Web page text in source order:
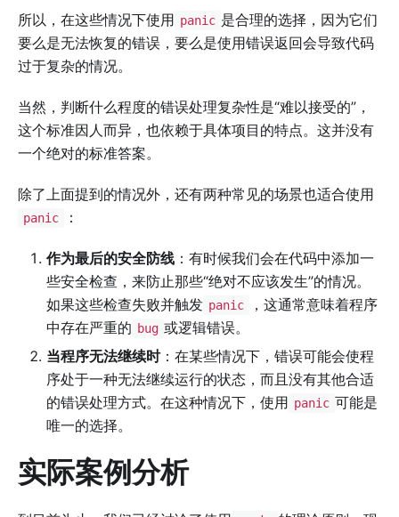
所以，在这些情况下使用 panic 是合理的选择，因为它们
要么是无法恢复的错误，要么是使用错误返回会导致代码
过于复杂的情况。
当然，判断什么程度的错误处理复杂性是“难以接受的”，
这个标准因人而异，也依赖于具体项目的特点。这并没有
一个绝对的标准答案。
除了上面提到的情况外，还有两种常见的场景也适合使用
panic ：
作为最后的安全防线 ：有时候我们会在代码中添加一
些安全检查，来防止那些“绝对不应该发生”的情况。
如果这些检查失败并触发 panic
，这通常意味着程序
中存在严重的 bug 或逻辑错误。
当程序无法继续时：在某些情况下，错误可能会使程
序处于一种无法继续运行的状态，而且没有其他合适
的错误处理方式。在这种情况下，使用 panic 可能是
唯一的选择。
实际案例分析